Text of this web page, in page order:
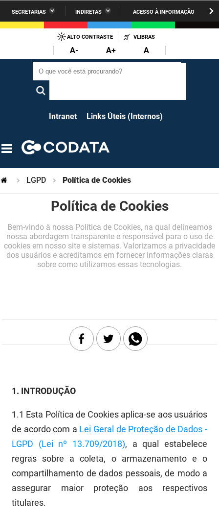
PARA
CONTEÚDO
SECRETARIAS INDIRETAS ACESSO À INFORMAÇÃO
Administração Penitenciária
Agricultura Familiar e Desenvolvimento do Semiárido
Comunicação Institucional
Controladoria Geral do Estado
Desenvolvimento da Agropecuária e Pesca
Desenvolvimento e da Articulação Municipal
Desenvolvimento Humano
Secretaria de Fazenda
Juventude, Esporte e Lazer
Mulher e da Diversidade Humana
Planejamento, Orçamento e Gestão
Procuradoria Geral do Estado
Representação Institucional
ARPB
Cinep
Codata
Corpo de Bombeiros
DER
DETRAN
EPC
Fundação Casa de José Américo
FUNDAC
FUNES
FUNESC
IMEQ
ALTO CONTRASTE VLIBRAS
A- A+
A
O que você está procurando?
Intranet Links Úteis (Internos)
LGPD Política de Cookies
Política de Cookies
Bem-vindo à nossa Política de Cookies, na qual delineamos
nossa abordagem transparente e responsável para o uso de
cookies em nosso site e sistemas. Valorizamos a privacidade
dos usuários e acreditamos em fornecer informações claras
sobre como utilizamos essas tecnologias.
1. INTRODUÇÃO
1.1 Esta Política de Cookies aplica-se aos usuários
de acordo com a Lei Geral de Proteção de Dados -
LGPD (Lei nº 13.709/2018), a qual estabelece
regras sobre a coleta, o armazenamento e o
compartilhamento de dados pessoais, de modo a
assegurar maior proteção aos respectivos
titulares.